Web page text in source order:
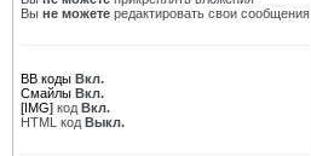
Вы не можете редактировать свои сообщения
BB коды Вкл.
Смайлы Вкл.
[IMG] код Вкл.
HTML код Выкл.